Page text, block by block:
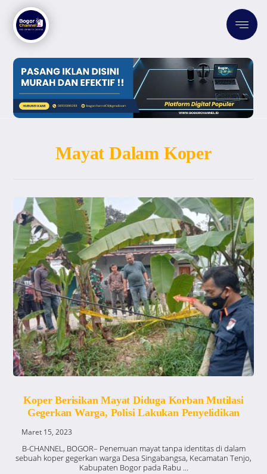
Mayat Dalam Koper
Koper Berisikan Mayat Diduga Korban Mutilasi
Gegerkan Warga, Polisi Lakukan Penyelidikan
Maret 15, 2023
B-CHANNEL, BOGOR– Penemuan mayat tanpa identitas di dalam
sebuah koper gegerkan warga Desa Singabangsa, Kecamatan Tenjo,
Kabupaten Bogor pada Rabu ...